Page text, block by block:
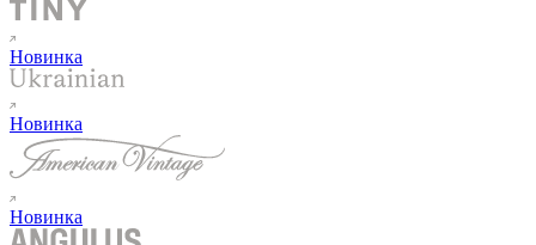
Новинка
Новинка
Новинка